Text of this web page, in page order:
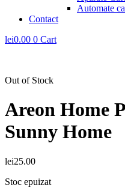
Automate
Contact
lei0.00 0 Cart
Out of Stock
Areon Home
Sunny Home
lei25.00
Stoc epuizat